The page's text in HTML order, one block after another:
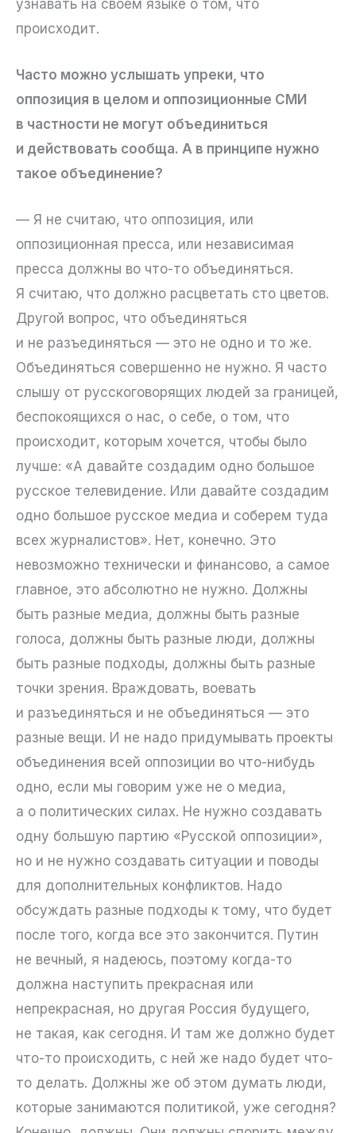
узнавать на своем языке о том, что
происходит.
Часто можно услышать упреки, что
оппозиция в целом и оппозиционные СМИ
в частности не могут объединиться
и действовать сообща. А в принципе нужно
такое объединение?
— Я не считаю, что оппозиция, или
оппозиционная пресса, или независимая
пресса должны во что-то объединяться.
Я считаю, что должно расцветать сто цветов.
Другой вопрос, что объединяться
и не разъединяться — это не одно и то же.
Объединяться совершенно не нужно. Я часто
слышу от русскоговорящих людей за границей,
беспокоящихся о нас, о себе, о том, что
происходит, которым хочется, чтобы было
лучше: «А давайте создадим одно большое
русское телевидение. Или давайте создадим
одно большое русское медиа и соберем туда
всех журналистов». Нет, конечно. Это
невозможно технически и финансово, а самое
главное, это абсолютно не нужно. Должны
быть разные медиа, должны быть разные
голоса, должны быть разные люди, должны
быть разные подходы, должны быть разные
точки зрения. Враждовать, воевать
и разъединяться и не объединяться — это
разные вещи. И не надо придумывать проекты
объединения всей оппозиции во что-нибудь
одно, если мы говорим уже не о медиа,
а о политических силах. Не нужно создавать
одну большую партию «Русской оппозиции»,
но и не нужно создавать ситуации и поводы
для дополнительных конфликтов. Надо
обсуждать разные подходы к тому, что будет
после того, когда все это закончится. Путин
не вечный, я надеюсь, поэтому когда-то
должна наступить прекрасная или
непрекрасная, но другая Россия будущего,
не такая, как сегодня. И там же должно будет
что-то происходить, с ней же надо будет что-
то делать. Должны же об этом думать люди,
которые занимаются политикой, уже сегодня?